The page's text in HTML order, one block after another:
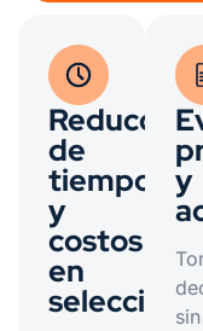
Reducción
de
tiempo
y
costos
en
selección
y